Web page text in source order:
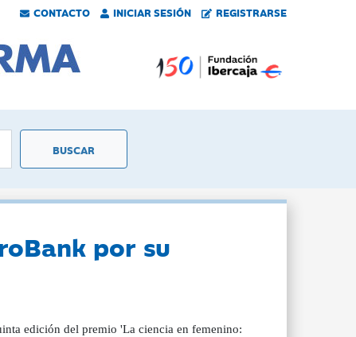
CONTACTO INICIAR SESIÓN REGISTRARSE
por su
edición del premio 'La ciencia en femenino: